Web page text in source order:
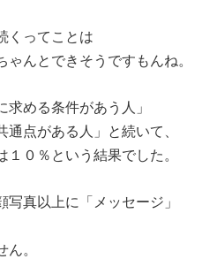
くってことは
んとできそうですもんね。
める条件があう人」
がある人」と続いて、
１０％という結果でした。
真以上に「メッセージ」
。